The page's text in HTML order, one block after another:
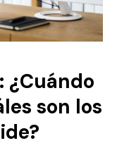
Contacto
¿Cuándo
son los